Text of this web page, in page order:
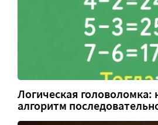
Логическая головоломка:
алгоритм